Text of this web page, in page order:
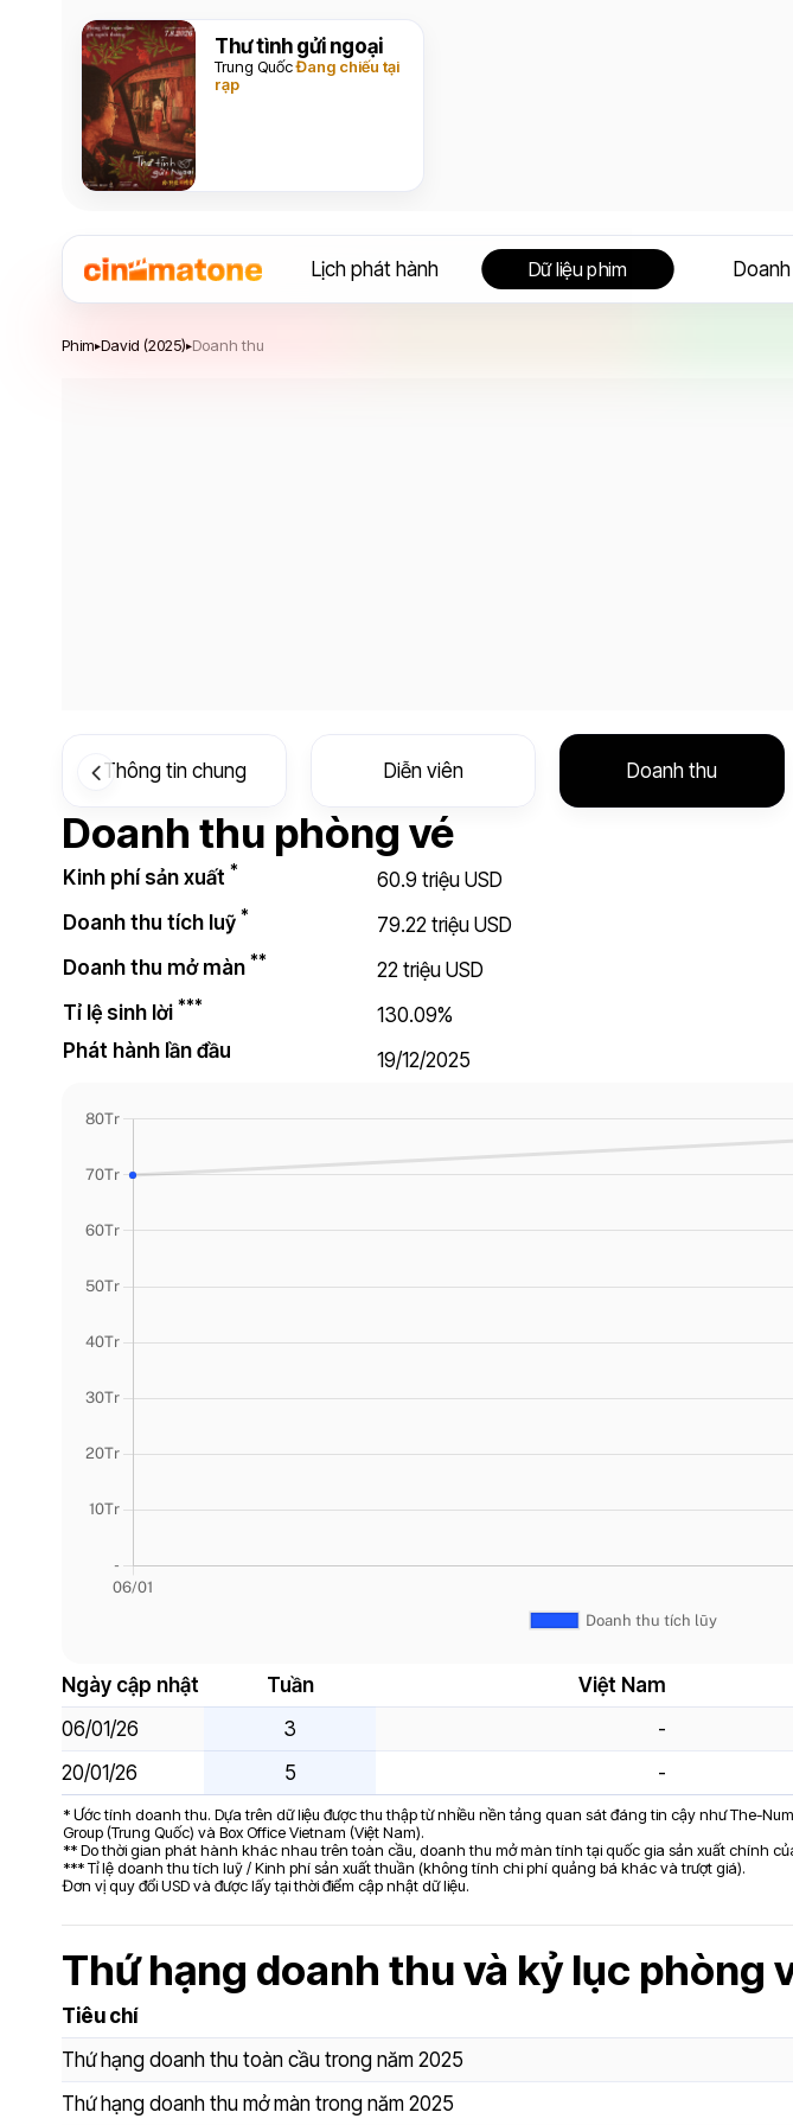
Thư tình gửi ngoại
Trung QuốcĐang chiếu tại
rạp
Lịch phát hành Dữ liệu phim
Phim▸David (2025)▸Doanh thu
Thông tin chung Diễn viên Doanh thu
Doanh thu phòng vé
Kinh phí sản xuất *
60.9 triệu USD
Doanh thu tích luỹ *
79.22 triệu USD
Doanh thu mở màn **
22 triệu USD
Tỉ lệ sinh lời ***
130.09%
Phát hành lần đầu
19/12/2025
Ngày cập nhật Tuần Việt Nam
06/01/26
3 -
20/01/26
5 -
* Ước tính doanh thu. Dựa trên dữ liệu được thu thập từ nhiều nền tảng quan sát đáng tin cậy như The-
Group (Trung Quốc) và Box Office Vietnam (Việt Nam).
** Do thời gian phát hành khác nhau trên toàn cầu, doanh thu mở màn tính tại quốc gia sản xuất chính
*** Tỉ lệ doanh thu tích luỹ / Kinh phí sản xuất thuần (không tính chi phí quảng bá khác và trượt giá).
Đơn vị quy đổi USD và được lấy tại thời điểm cập nhật dữ liệu.
Thứ hạng doanh thu và kỷ lục phòng
Tiêu chí
Thứ hạng doanh thu toàn cầu trong năm 2025
Thứ hạng doanh thu mở màn trong năm 2025